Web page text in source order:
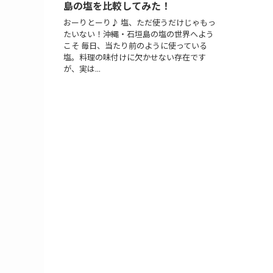
島の塩を比較してみた！
おーりとーり♪ 塩、ただ使うだけじゃもっ
たいない！沖縄・石垣島の塩の世界へよう
こそ 毎日、当たり前のように使っている
塩。料理の味付けに欠かせない存在です
が、実は...